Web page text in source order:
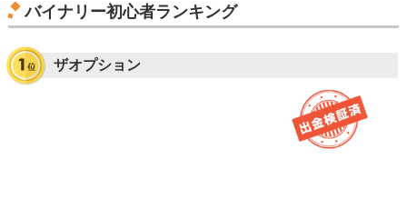
バイナリー初心者ランキング
ザオプション